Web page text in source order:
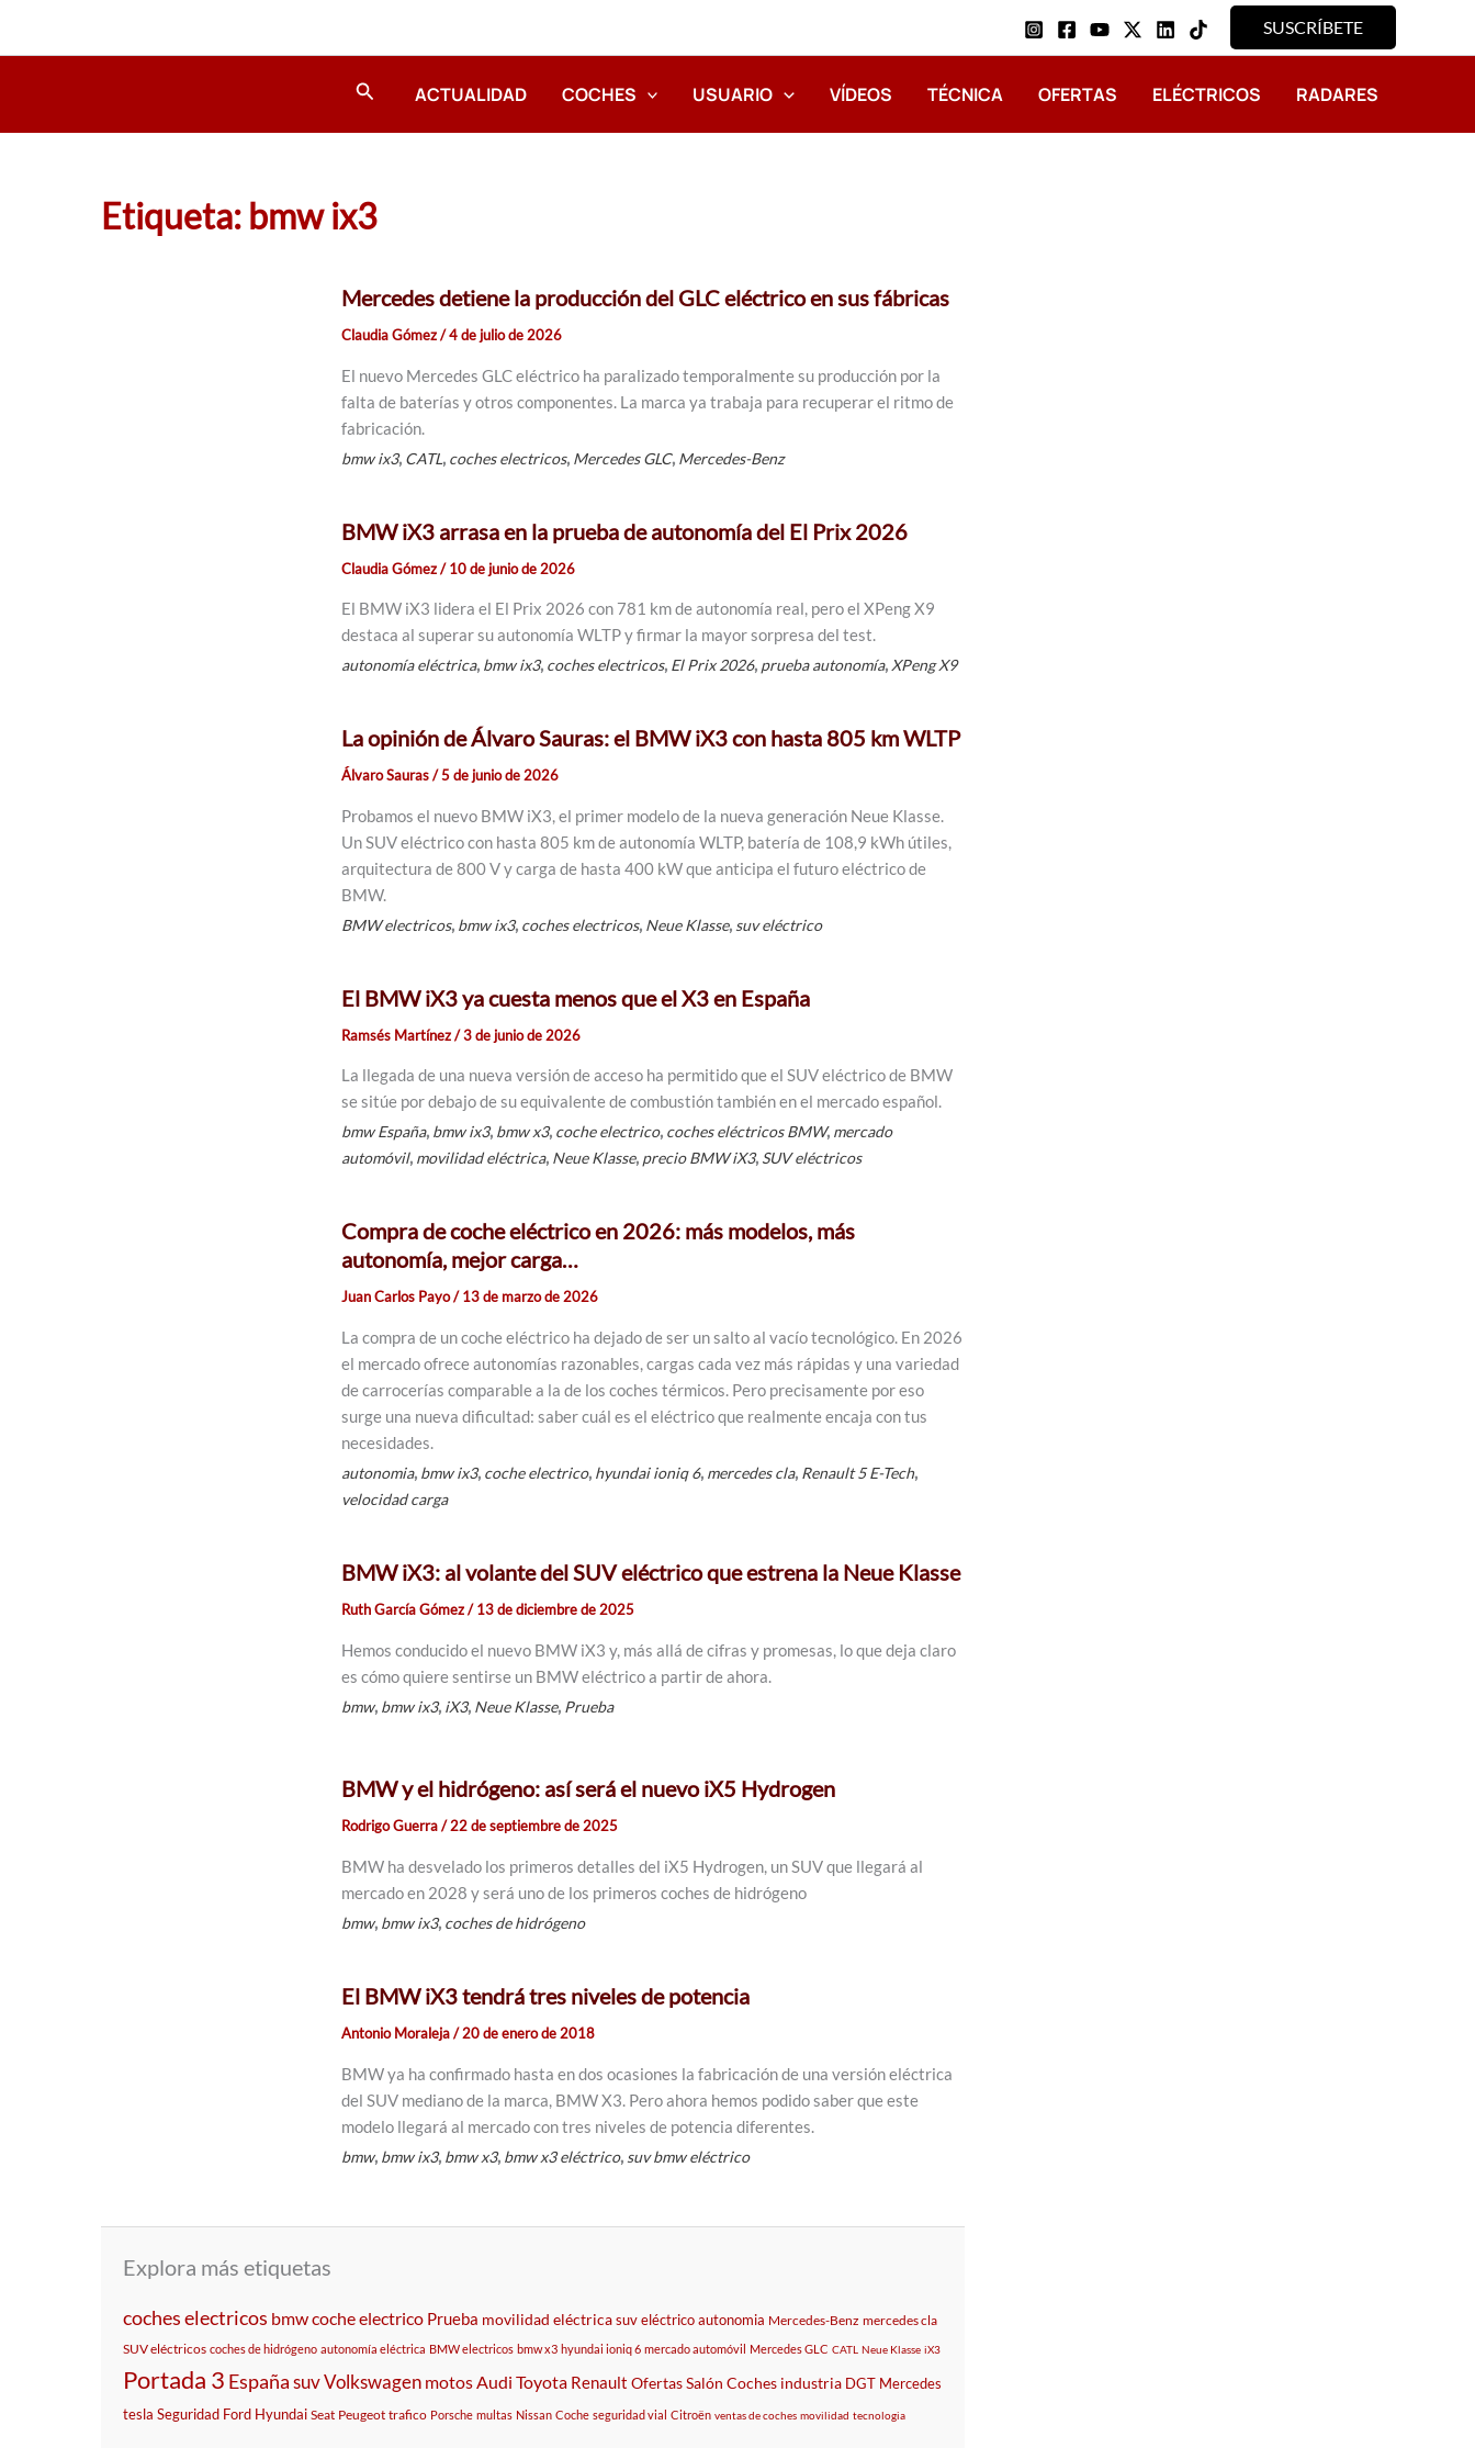
SUSCRÍBETE
Buscar ACTUALIDAD COCHES USUARIO VÍDEOS TÉCNICA OFERTAS ELÉCTRICOS RADARES
Etiqueta: bmw ix3
Mercedes detiene la producción del GLC eléctrico en sus fábricas
Claudia Gómez/4 de julio de 2026
El nuevo Mercedes GLC eléctrico ha paralizado temporalmente su producción por la
falta de baterías y otros componentes. La marca ya trabaja para recuperar el ritmo de
fabricación.
bmw ix3, CATL, coches electricos, Mercedes GLC, Mercedes-Benz
BMW iX3 arrasa en la prueba de autonomía del El Prix 2026
Claudia Gómez/10 de junio de 2026
El BMW iX3 lidera el El Prix 2026 con 781 km de autonomía real, pero el XPeng X9
destaca al superar su autonomía WLTP y firmar la mayor sorpresa del test.
autonomía eléctrica, bmw ix3, coches electricos, El Prix 2026, prueba autonomía, XPeng X9
La opinión de Álvaro Sauras: el BMW iX3 con hasta 805 km WLTP
Álvaro Sauras/5 de junio de 2026
Probamos el nuevo BMW iX3, el primer modelo de la nueva generación Neue Klasse.
Un SUV eléctrico con hasta 805 km de autonomía WLTP, batería de 108,9 kWh útiles,
arquitectura de 800 V y carga de hasta 400 kW que anticipa el futuro eléctrico de
BMW.
BMW electricos, bmw ix3, coches electricos, Neue Klasse, suv eléctrico
El BMW iX3 ya cuesta menos que el X3 en España
Ramsés Martínez/3 de junio de 2026
La llegada de una nueva versión de acceso ha permitido que el SUV eléctrico de BMW
se sitúe por debajo de su equivalente de combustión también en el mercado español.
bmw España, bmw ix3, bmw x3, coche electrico, coches eléctricos BMW, mercado
automóvil, movilidad eléctrica, Neue Klasse, precio BMW iX3, SUV eléctricos
Compra de coche eléctrico en 2026: más modelos, más
autonomía, mejor carga…
Juan Carlos Payo/13 de marzo de 2026
La compra de un coche eléctrico ha dejado de ser un salto al vacío tecnológico. En 2026
el mercado ofrece autonomías razonables, cargas cada vez más rápidas y una variedad
de carrocerías comparable a la de los coches térmicos. Pero precisamente por eso
surge una nueva dificultad: saber cuál es el eléctrico que realmente encaja con tus
necesidades.
autonomia, bmw ix3, coche electrico, hyundai ioniq 6, mercedes cla, Renault 5 E-Tech,
velocidad carga
BMW iX3: al volante del SUV eléctrico que estrena la Neue Klasse
Ruth García Gómez/13 de diciembre de 2025
Hemos conducido el nuevo BMW iX3 y, más allá de cifras y promesas, lo que deja claro
es cómo quiere sentirse un BMW eléctrico a partir de ahora.
bmw, bmw ix3, iX3, Neue Klasse, Prueba
BMW y el hidrógeno: así será el nuevo iX5 Hydrogen
Rodrigo Guerra/22 de septiembre de 2025
BMW ha desvelado los primeros detalles del iX5 Hydrogen, un SUV que llegará al
mercado en 2028 y será uno de los primeros coches de hidrógeno
bmw, bmw ix3, coches de hidrógeno
El BMW iX3 tendrá tres niveles de potencia
Antonio Moraleja/20 de enero de 2018
BMW ya ha confirmado hasta en dos ocasiones la fabricación de una versión eléctrica
del SUV mediano de la marca, BMW X3. Pero ahora hemos podido saber que este
modelo llegará al mercado con tres niveles de potencia diferentes.
bmw, bmw ix3, bmw x3, bmw x3 eléctrico, suv bmw eléctrico
Explora más etiquetas
coches electricos bmwcoche electrico Prueba movilidad eléctricasuv eléctricoautonomia Mercedes-Benz mercedes cla
SUV eléctricos coches de hidrógeno autonomía eléctrica BMW electricos bmw x3 hyundai ioniq 6 mercado automóvil Mercedes GLC CATL Neue Klasse iX3
Portada 3 EspañasuvVolkswagen motos Audi Toyota Renault OfertasSalón Coches industria DGT Mercedes
tesla Seguridad Ford Hyundai Seat Peugeot trafico Porsche multas Nissan Coche seguridad vial Citroën ventas de coches movilidad tecnologia